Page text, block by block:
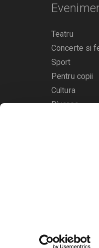
Teatru
Concerte si
Sport
Pentru copii
Cultura
Diverse
A.N.P.C.